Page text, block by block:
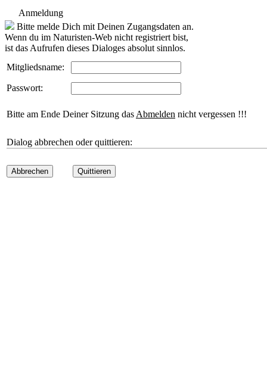
Anmeldung
Bitte melde Dich mit Deinen Zugangsdaten an.
Wenn du im Naturisten-Web nicht registriert bist,
ist das Aufrufen dieses Dialoges absolut sinnlos.
Mitgliedsname:
Passwort:
Bitte am Ende Deiner Sitzung das Abmelden nicht vergessen !!!
Dialog abbrechen oder quittieren:
Abbrechen Quittieren